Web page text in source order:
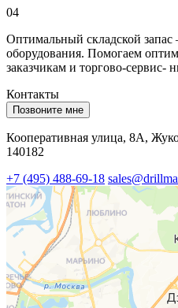
04
Оптимальный складской
оборудования. Помогаем
заказчикам и торгово-сервис-
Контакты
Позвоните мне
Кооперативная улица, 8А,
140182
+7 (495) 488-69-18